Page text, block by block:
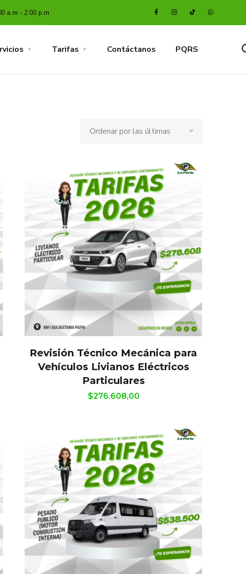
a.m - 2:00 p.m
Tarifas Contáctanos PQRS
Revisión Técnico Mecánica para
Vehículos Livianos Eléctricos
Particulares
$276.608,00